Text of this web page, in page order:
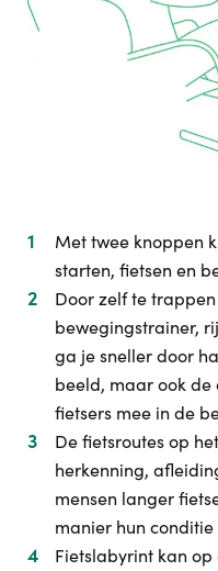
Met twee knoppen
starten, fietsen en
Door zelf te
bewegingstrainer,
ga je sneller door
beeld, maar ook de
fietsers mee in de
De fietsroutes op
herkenning,
mensen langer
manier hun
Fietslabyrint kan